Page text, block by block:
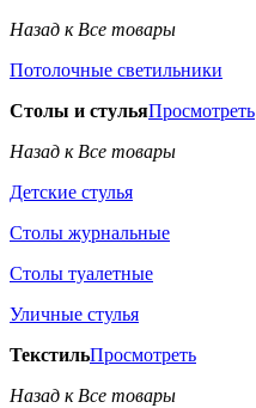
Назад к Все товары
Потолочные светильники
Столы и стульяПросмотреть
Назад к Все товары
Детские стулья
Столы журнальные
Столы туалетные
Уличные стулья
ТекстильПросмотреть
Назад к Все товары